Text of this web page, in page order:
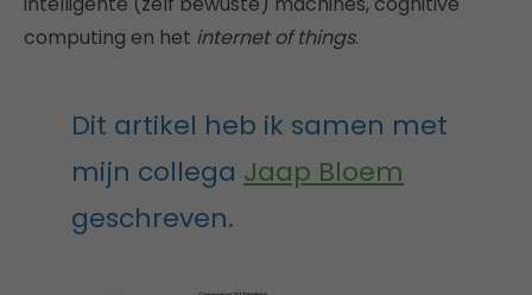
computing en het internet of things.
Dit artikel heb ik samen met
mijn collega Jaap Bloem
geschreven.